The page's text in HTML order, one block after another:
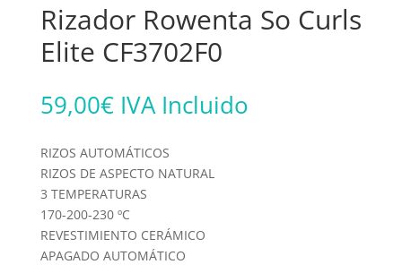
Rizador Rowenta So Curls
Elite CF3702F0
59,00€ IVA Incluido
RIZOS AUTOMÁTICOS
RIZOS DE ASPECTO NATURAL
3 TEMPERATURAS
170-200-230 ºC
REVESTIMIENTO CERÁMICO
APAGADO AUTOMÁTICO